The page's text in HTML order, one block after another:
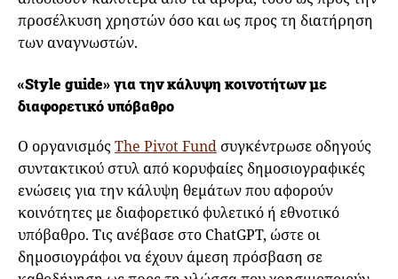
προσέλκυση χρηστών όσο και ως προς τη διατήρηση
των αναγνωστών.
«Style guide» για την κάλυψη κοινοτήτων με
διαφορετικό υπόβαθρο
Ο οργανισμόςThe Pivot Fund συγκέντρωσε οδηγούς
συντακτικού στυλ από κορυφαίες δημοσιογραφικές
ενώσεις για την κάλυψη θεμάτων που αφορούν
κοινότητες με διαφορετικό φυλετικό ή εθνοτικό
υπόβαθρο. Τις ανέβασε στο ChatGPT, ώστε οι
δημοσιογράφοι να έχουν άμεση πρόσβαση σε